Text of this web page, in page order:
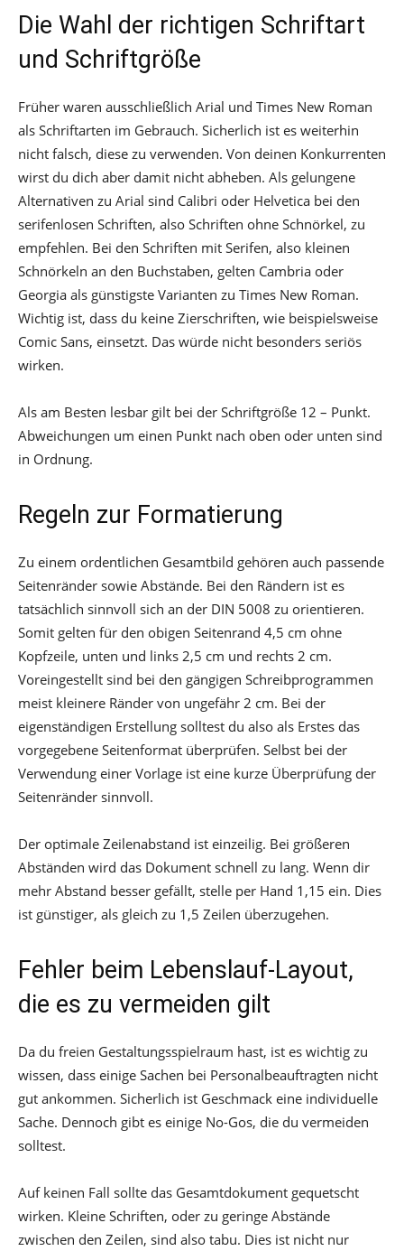
Die Wahl der richtigen Schriftart
und Schriftgröße
Früher waren ausschließlich Arial und Times New Roman
als Schriftarten im Gebrauch. Sicherlich ist es weiterhin
nicht falsch, diese zu verwenden. Von deinen Konkurrenten
wirst du dich aber damit nicht abheben. Als gelungene
Alternativen zu Arial sind Calibri oder Helvetica bei den
serifenlosen Schriften, also Schriften ohne Schnörkel, zu
empfehlen. Bei den Schriften mit Serifen, also kleinen
Schnörkeln an den Buchstaben, gelten Cambria oder
Georgia als günstigste Varianten zu Times New Roman.
Wichtig ist, dass du keine Zierschriften, wie beispielsweise
Comic Sans, einsetzt. Das würde nicht besonders seriös
wirken.
Als am Besten lesbar gilt bei der Schriftgröße 12 – Punkt.
Abweichungen um einen Punkt nach oben oder unten sind
in Ordnung.
Regeln zur Formatierung
Zu einem ordentlichen Gesamtbild gehören auch passende
Seitenränder sowie Abstände. Bei den Rändern ist es
tatsächlich sinnvoll sich an der DIN 5008 zu orientieren.
Somit gelten für den obigen Seitenrand 4,5 cm ohne
Kopfzeile, unten und links 2,5 cm und rechts 2 cm.
Voreingestellt sind bei den gängigen Schreibprogrammen
meist kleinere Ränder von ungefähr 2 cm. Bei der
eigenständigen Erstellung solltest du also als Erstes das
vorgegebene Seitenformat überprüfen. Selbst bei der
Verwendung einer Vorlage ist eine kurze Überprüfung der
Seitenränder sinnvoll.
Der optimale Zeilenabstand ist einzeilig. Bei größeren
Abständen wird das Dokument schnell zu lang. Wenn dir
mehr Abstand besser gefällt, stelle per Hand 1,15 ein. Dies
ist günstiger, als gleich zu 1,5 Zeilen überzugehen.
Fehler beim Lebenslauf-Layout,
die es zu vermeiden gilt
Da du freien Gestaltungsspielraum hast, ist es wichtig zu
wissen, dass einige Sachen bei Personalbeauftragten nicht
gut ankommen. Sicherlich ist Geschmack eine individuelle
Sache. Dennoch gibt es einige No-Gos, die du vermeiden
solltest.
Auf keinen Fall sollte das Gesamtdokument gequetscht
wirken. Kleine Schriften, oder zu geringe Abstände
zwischen den Zeilen, sind also tabu. Dies ist nicht nur